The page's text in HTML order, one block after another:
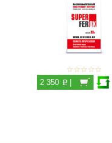
2 350 p|